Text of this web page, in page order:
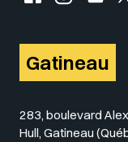
Gatineau
283, boulevard
Hull, Gatineau